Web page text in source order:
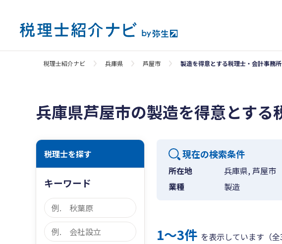
税理士紹介ナビ 兵庫県 芦屋市 製造を得意とする税理士・会計事務
兵庫県芦屋市の製造を得意とする
税理士を探す
キーワード
現在の検索条件
所在地
兵庫県, 芦屋市
業種
製造
1〜3件 を表示しています（全